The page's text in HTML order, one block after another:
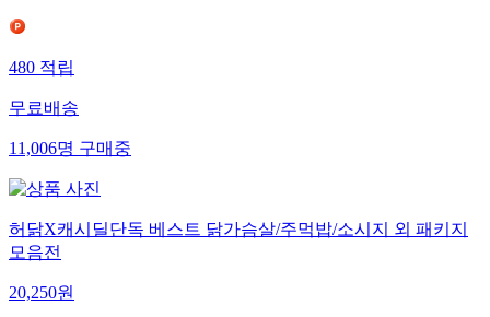
480 적립
무료배송
11,006명 구매중
허닭X캐시딜단독 베스트 닭가슴살/주먹밥/소시지 외 패키지
모음전
20,250원